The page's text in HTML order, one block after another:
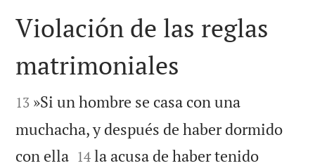

Violación de las reglas
matrimoniales

13 »Si un hombre se casa con una
muchacha, y después de haber dormido
con ella 

14 la acusa de haber tenido